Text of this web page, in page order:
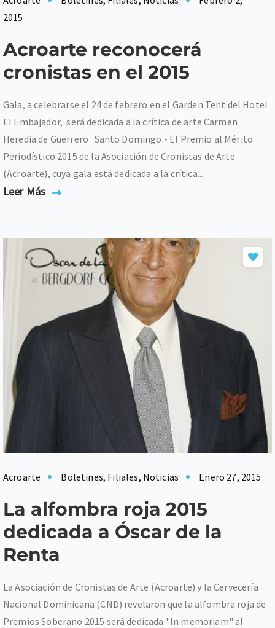
2015
Acroarte reconocerá
cronistas en el 2015
Gala, a celebrarse el 24 de febrero en el Garden Tent del Hotel
El Embajador, será dedicada a la crítica de arte Carmen
Heredia de Guerrero Santo Domingo.- El Premio al Mérito
Periodístico 2015 de la Asociación de Cronistas de Arte
(Acroarte), cuya gala está dedicada a la crítica...
Leer Más
Acroarte Boletines, Filiales, Noticias Enero 27, 2015
La alfombra roja 2015
dedicada a Óscar de la
Renta
La Asociación de Cronistas de Arte (Acroarte) y la Cervecería
Nacional Dominicana (CND) revelaron que la alfombra roja de
Premios Soberano 2015 será dedicada "In memoriam" al